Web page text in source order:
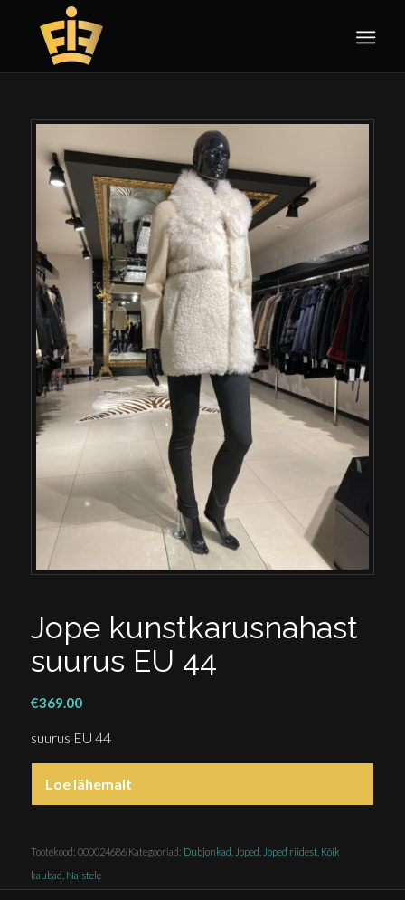
Jope kunstkarusnahast
suurus EU 44
€369.00
suurus EU 44
Loe lähemalt
Tootekood: 000024686 Kategooriad: Dubjonkad Joped Joped riidest, Kõik
kaubad Naistele